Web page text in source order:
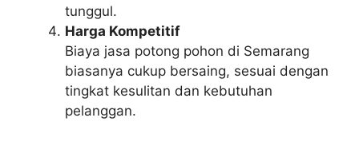
tunggul.
Harga Kompetitif
Biaya jasa potong pohon di Semarang
biasanya cukup bersaing, sesuai dengan
tingkat kesulitan dan kebutuhan
pelanggan.